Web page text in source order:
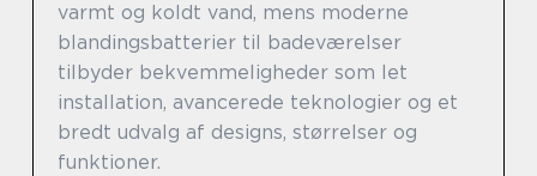
varmt og koldt vand, mens moderne
blandingsbatterier til badeværelser
tilbyder bekvemmeligheder som let
installation, avancerede teknologier og et
bredt udvalg af designs, størrelser og
funktioner.